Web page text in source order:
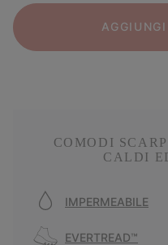
COMODI
CALDI
IMPERMEABILE
EVERTREAD™